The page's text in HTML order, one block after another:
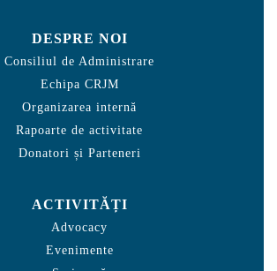
DESPRE NOI
Consiliul de Administrare
Echipa CRJM
Organizarea internă
Rapoarte de activitate
Donatori și Parteneri
ACTIVITĂȚI
Advocacy
Evenimente